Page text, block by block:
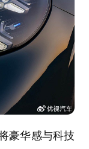
豪华感与科技